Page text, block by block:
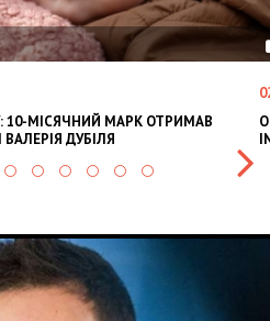
10-МІСЯЧНИЙ МАРК ОТРИМАВ
ДУБІЛЯ